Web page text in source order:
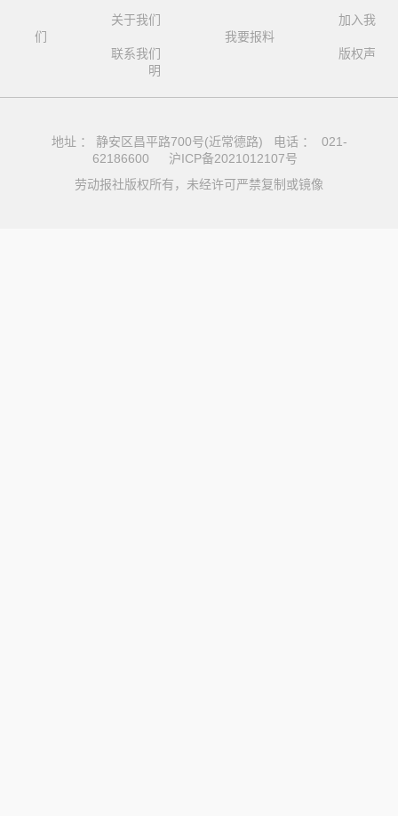
关于我们
加入我
们
我要报料
联系我们
版权声
明
地址 ： 静安区昌平路700号(近常德路) 电话 ： 021-
62186600
沪ICP备2021012107号
劳动报社版权所有，未经许可严禁复制或镜像